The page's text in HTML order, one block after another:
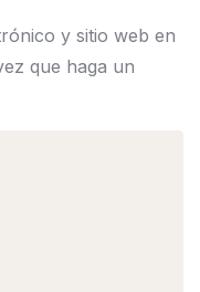
y sitio web en
que haga un